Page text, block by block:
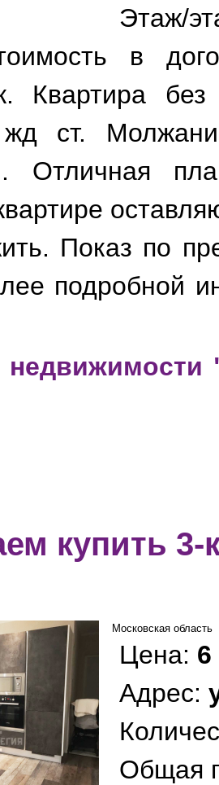
Этаж/
в
Квартира
ст.
Отличная
Показ по
подробной
купить
Московская область
Цена: 6
Адрес:
Общая